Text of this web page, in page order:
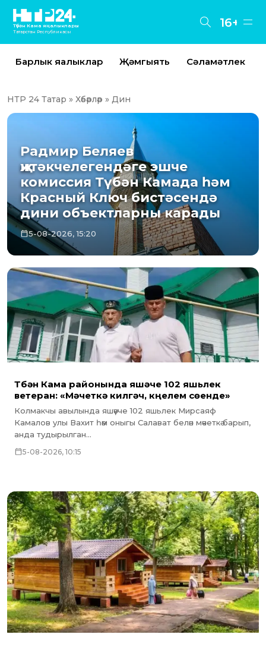
Түбән Кама яңалыклары
Татарстан Республикасы
16+
Барлык яңалыклар Җәмгыять Сәламәтлек
НТР 24 Татар » Хәбәрләр » Дин
Радмир Беляев
җитәкчелегендәге эшче
комиссия Түбән Камада һәм
Красный Ключ бистәсендә
дини объектларны карады
5-08-2026, 15:20
Түбән Кама районында яшәүче 102 яшьлек
ветеран: «Мәчеткә килгәч, күңелем сөенде»
Колмакчы авылында яшәүче 102 яшьлек Мирсаяф
Камалов улы Вахит һәм оныгы Салават белән мәчеткә барып,
анда тудырылган...
5-08-2026, 10:15